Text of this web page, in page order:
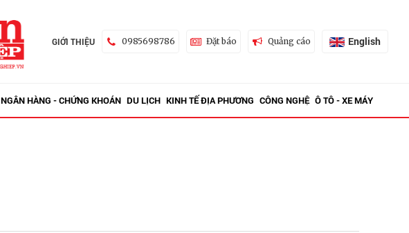
GIỚI THIỆU 0985698786 Đặt báo Quảng cáo English
NGÂN HÀNG - CHỨNG KHOÁN DU LỊCH KINH TẾ ĐỊA PHƯƠNG CÔNG NGHỆ Ô TÔ - XE MÁY